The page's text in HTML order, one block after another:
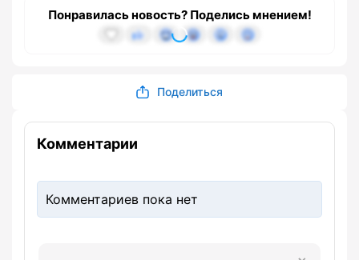
Понравилась новость? Поделись мнением!
Поделиться
Комментарии
Комментариев пока нет